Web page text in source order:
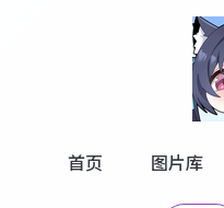
首页 图片库